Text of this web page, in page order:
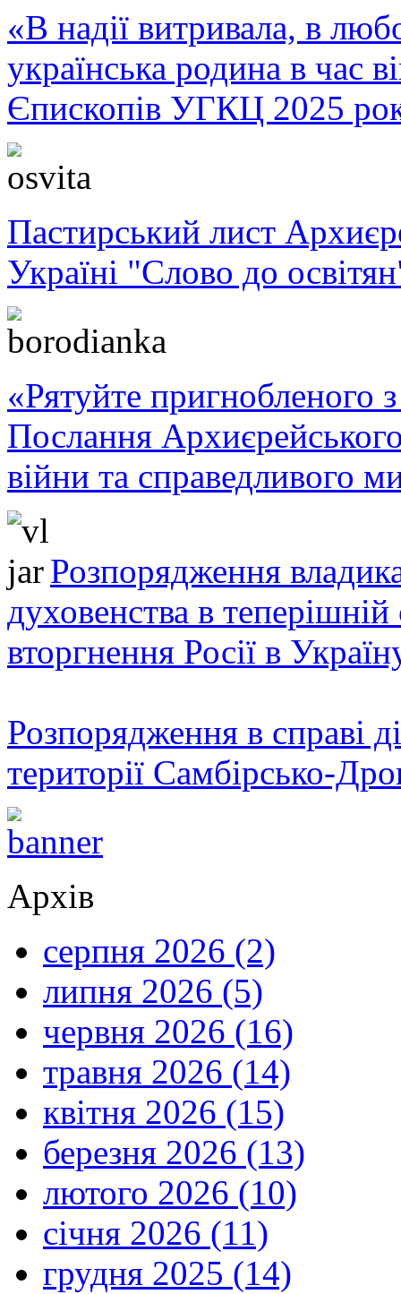
«В надії витривала, в
українська родина в час
Єпископів УГКЦ 2025
Пастирський лист
Україні "Слово до
«Рятуйте пригнобленого
Послання
війни та справедливого
Розпорядження
духовенства в теперішній
вторгнення Росії в
Розпорядження в справі
території Самбірсько-
Архів
серпня 2026 (2)
липня 2026 (5)
червня 2026 (16)
травня 2026 (14)
квітня 2026 (15)
березня 2026 (13)
лютого 2026 (10)
січня 2026 (11)
грудня 2025 (14)